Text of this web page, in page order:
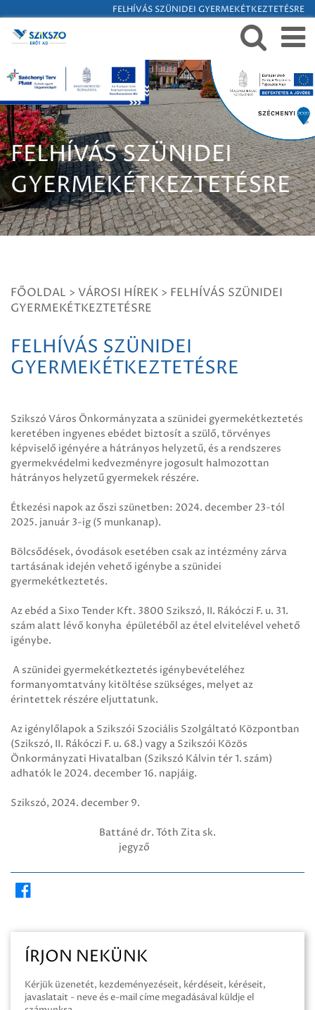
FELHÍVÁS SZÜNIDEI GYERMEKÉTKEZTETÉSRE
FELHÍVÁS SZÜNIDEI
GYERMEKÉTKEZTETÉSRE
FŐOLDAL > VÁROSI HÍREK > FELHÍVÁS SZÜNIDEI
GYERMEKÉTKEZTETÉSRE
FELHÍVÁS SZÜNIDEI
GYERMEKÉTKEZTETÉSRE
Szikszó Város Önkormányzata a szünidei gyermekétkeztetés
keretében ingyenes ebédet biztosít a szülő, törvényes
képviselő igényére a hátrányos helyzetű, és a rendszeres
gyermekvédelmi kedvezményre jogosult halmozottan
hátrányos helyzetű gyermekek részére.
Étkezési napok az őszi szünetben: 2024. december 23-tól
2025. január 3-ig (5 munkanap).
Bölcsődések, óvodások esetében csak az intézmény zárva
tartásának idején vehető igénybe a szünidei
gyermekétkeztetés.
Az ebéd a Sixo Tender Kft. 3800 Szikszó, II. Rákóczi F. u. 31.
szám alatt lévő konyha épületéből az étel elvitelével vehető
igénybe.
A szünidei gyermekétkeztetés igénybevételéhez
formanyomtatvány kitöltése szükséges, melyet az
érintettek részére eljuttatunk.
Az igénylőlapok a Szikszói Szociális Szolgáltató Központban
(Szikszó, II. Rákóczi F. u. 68.) vagy a Szikszói Közös
Önkormányzati Hivatalban (Szikszó Kálvin tér 1. szám)
adhatók le 2024. december 16. napjáig.
Szikszó, 2024. december 9.
Battáné dr. Tóth Zita sk.
jegyző
ÍRJON NEKÜNK
Kérjük üzenetét, kezdeményezéseit, kérdéseit, kéréseit,
javaslatait - neve és e-mail címe megadásával küldje el